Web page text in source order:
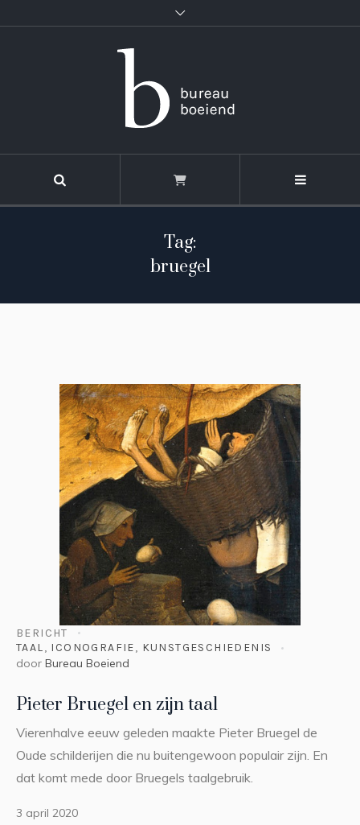
Tag:
bruegel
BERICHT
TAAL, ICONOGRAFIE, KUNSTGESCHIEDENIS
door Bureau Boeiend
Pieter Bruegel en zijn taal
Vierenhalve eeuw geleden maakte Pieter Bruegel de
Oude schilderijen die nu buitengewoon populair zijn. En
dat komt mede door Bruegels taalgebruik.
3 april 2020